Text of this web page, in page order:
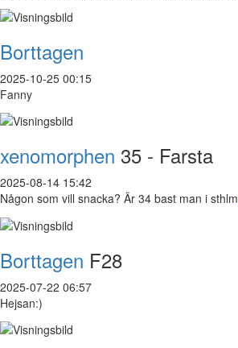
Borttagen
2025-10-25 00:15
Fanny
xenomorphen 35 - Farsta
2025-08-14 15:42
Någon som vill snacka? Är 34 bast man i sthlm
Borttagen F28
2025-07-22 06:57
Hejsan:)